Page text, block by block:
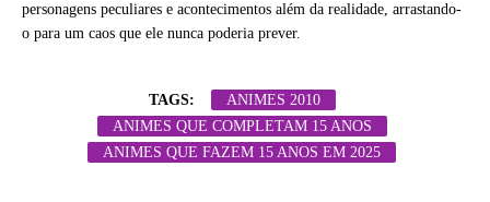
personagens peculiares e acontecimentos além da realidade, arrastando-
o para um caos que ele nunca poderia prever.
TAGS:
ANIMES 2010
ANIMES QUE COMPLETAM 15 ANOS
ANIMES QUE FAZEM 15 ANOS EM 2025